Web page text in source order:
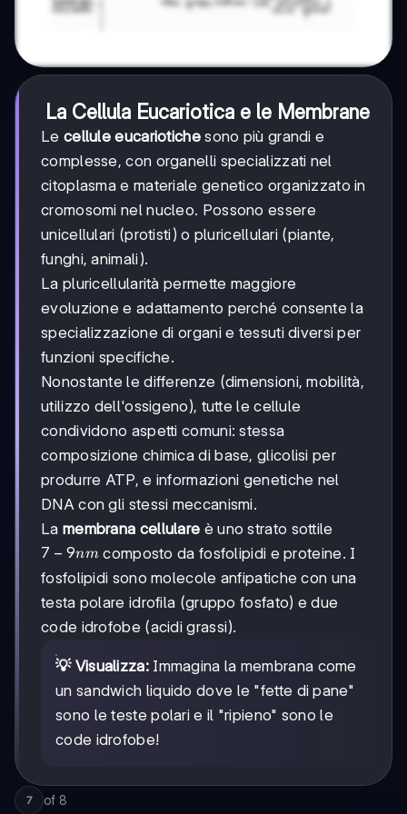
La Cellula Eucariotica e le Membrane
Le cellule eucariotichesono più grandi e
complesse, con organelli specializzati nel
citoplasma e materiale genetico organizzato in
cromosomi nel nucleo. Possono essere
unicellulari (protisti) o pluricellulari (piante,
funghi, animali).
La pluricellularità permette maggiore
evoluzione e adattamento perché consente la
specializzazione di organi e tessuti diversi per
funzioni specifiche.
Nonostante le differenze (dimensioni, mobilità,
utilizzo dell'ossigeno), tutte le cellule
condividono aspetti comuni: stessa
composizione chimica di base, glicolisi per
produrre ATP, e informazioni genetiche nel
DNA con gli stessi meccanismi.
La membrana cellulare è uno strato sottile
7-
9
nm
7 − 9nm composto da fosfolipidi e proteine. I
fosfolipidi sono molecole anfipatiche con una
testa polare idrofila (gruppo fosfato) e due
code idrofobe (acidi grassi).
💡 Visualizza:Immagina la membrana come
un sandwich liquido dove le "fette di pane"
sono le teste polari e il "ripieno" sono le
code idrofobe!
7 of 8